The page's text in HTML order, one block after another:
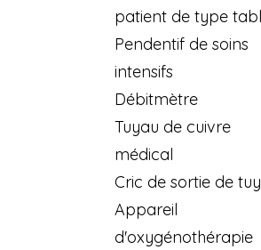
patient de type
Pendentif de soins
intensifs
Débitmètre
Tuyau de cuivre
médical
Cric de sortie de
Appareil
d'oxygénothérapie